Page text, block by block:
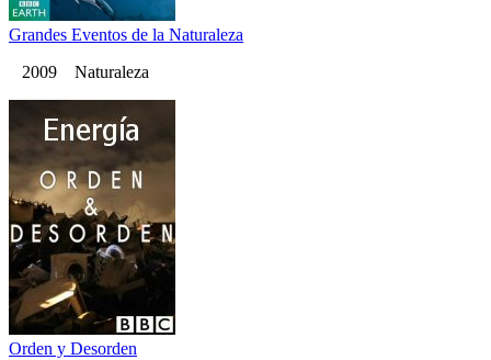
Grandes Eventos de la Naturaleza
2009 Naturaleza
Orden y Desorden